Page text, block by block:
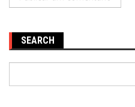
SEARCH